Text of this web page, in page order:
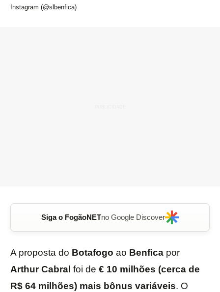
Instagram (@slbenfica)
Siga o FogãoNETno Google Discover
A proposta do Botafogo ao Benfica por
Arthur Cabral foi de € 10 milhões (cerca de
R$ 64 milhões) mais bônus variáveis. O